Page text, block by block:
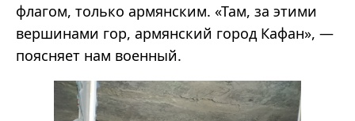
флагом, только армянским. «Там, за этими
вершинами гор, армянский город Кафан», —
поясняет нам военный.